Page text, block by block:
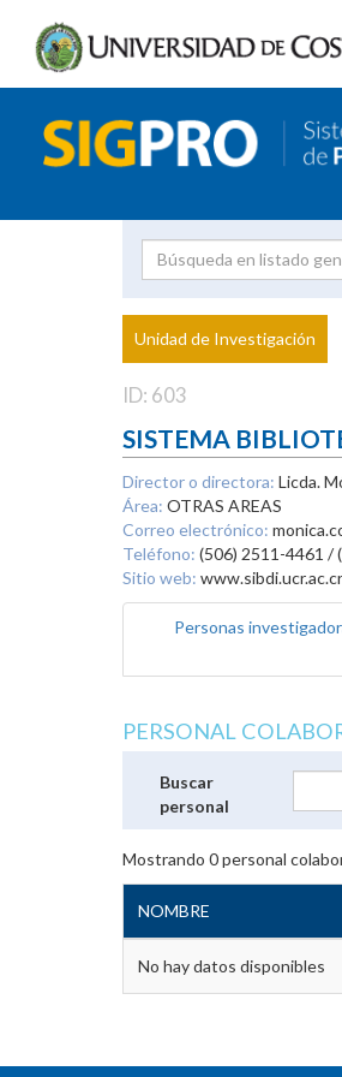
Proyecto
Unidad de Investigación
ID: 603
SISTEMA
Director o directora: Licda.
Área: OTRAS AREAS
Correo electrónico:
Teléfono: (506) 2511-4461 /
Sitio web: www.sibdi.ucr.ac.cr
Personas
PERSONAL
Buscar
personal
Mostrando 0personal
NOMBRE
No hay datos disponibles